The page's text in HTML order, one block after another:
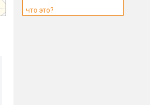
что это?